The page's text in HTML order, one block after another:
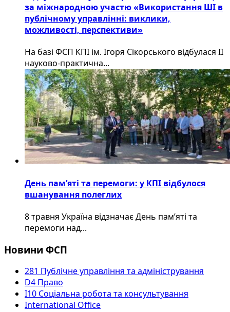
за міжнародною участю «Використання ШІ в
публічному управлінні: виклики,
можливості, перспективи»
На базі ФСП КПІ ім. Ігоря Сікорського відбулася ІІ
науково-практична...
День пам’яті та перемоги: у КПІ відбулося
вшанування полеглих
8 травня Україна відзначає День пам’яті та
перемоги над...
Новини ФСП
281 Публічне управління та адміністрування
D4 Право
I10 Соціальна робота та консультування
International Office